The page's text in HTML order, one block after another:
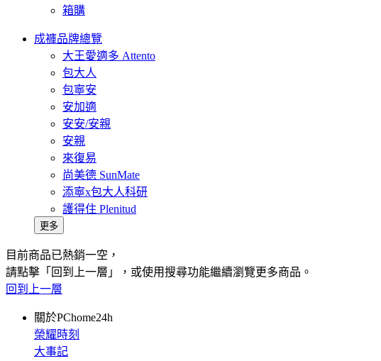
箱購
成褲品牌總覽
大王愛適多 Attento
包大人
包寧安
安加適
安安/安親
安親
來復易
尚美德 SunMate
添寧x包大人科研
護得住 Plenitud
更多
目前商品已熱銷一空，
請點擊「回到上一層」，或使用搜尋功能繼續瀏覽更多商品。
回到上一層
關於PChome24h
榮耀時刻
大事記